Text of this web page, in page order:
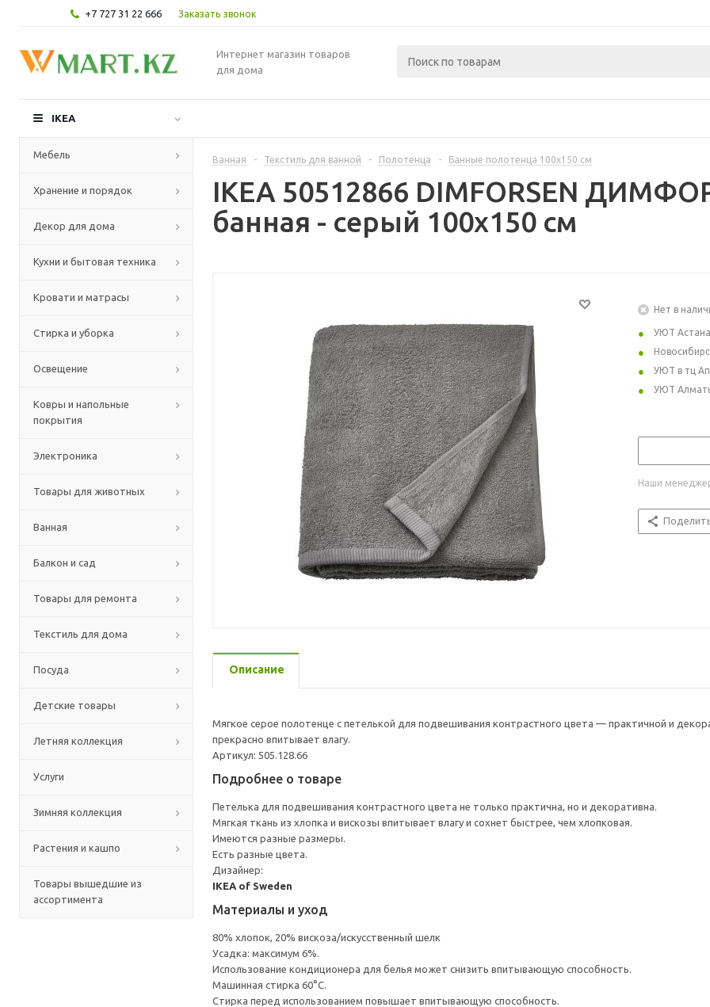
+7 727 31 22 666 Заказать звонок
Интернет магазин товаров
для дома
IKEA
Мебель
Хранение и порядок
Декор для дома
Кухни и бытовая техника
Кровати и матрасы
Стирка и уборка
Освещение
Ковры и напольные
покрытия
Электроника
Товары для животных
Ванная
Балкон и сад
Товары для ремонта
Текстиль для дома
Посуда
Детские товары
Летняя коллекция
Услуги
Зимняя коллекция
Растения и кашпо
Товары вышедшие из
ассортимента
Ванная - Текстиль для ванной - Полотенца - Банные полотенца 100х150 см
IKEA 50512866 DIMFORSEN
банная - серый 100x150 см
Нет в
УЮТ Астана
УЮТ в тц
УЮТ
Наши
Описание
Мягкое серое полотенце с петелькой для подвешивания контрастного цвета — практичной и
прекрасно впитывает влагу.
Артикул: 505.128.66
Подробнее о товаре
Петелька для подвешивания контрастного цвета не только практична, но и декоративна.
Мягкая ткань из хлопка и вискозы впитывает влагу и сохнет быстрее, чем хлопковая.
Имеются разные размеры.
Есть разные цвета.
Дизайнер:
IKEA of Sweden
Материалы и уход
80% хлопок, 20% вискоза/искусственный шелк
Усадка: максимум 6%.
Использование кондиционера для белья может снизить впитывающую способность.
Машинная стирка 60°С.
Стирка перед использованием повышает впитывающую способность.